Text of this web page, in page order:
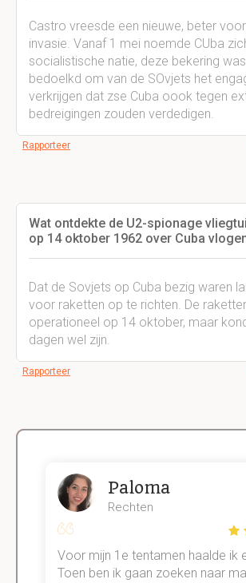
Castro vreesde een nieuwe, beter
invasie. Vanaf 1 mei noemde CUba
socialistische natie, deze bekering
bedoelkd om van de SOvjets het
verkrijgen dat zse Cuba oook tegen
bedreigingen zouden verdedigen.
Rapporteer
Wat ontdekte de U2-spionage
op 14 oktober 1962 over Cuba
Dat de Sovjets op Cuba bezig waren
voor raketten op te richten. De
operationeel op 14 oktober, maar
dagen wel zijn.
Rapporteer
Paloma
Rechten
Voor mijn 1e tentamen haalde ik
Toen ben ik gaan zoeken naar